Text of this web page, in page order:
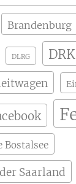
Brandenburg
DLRG DRK
Bostalsee
Saarland